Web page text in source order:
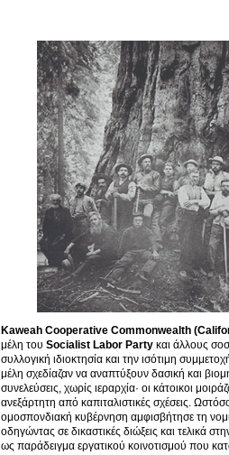
Kaweah Cooperative Commonwealth
μέλη του Socialist Labor Party και άλλους
συλλογική ιδιοκτησία και την ισότιμη
μέλη σχεδίαζαν να αναπτύξουν δασική και
συνελεύσεις, χωρίς ιεραρχία· οι κάτοικοι
ανεξάρτητη από καπιταλιστικές σχέσεις.
ομοσπονδιακή κυβέρνηση αμφισβήτησε τη
οδηγώντας σε δικαστικές διώξεις και τελικά
ως παράδειγμα εργατικού κοινοτισμού που